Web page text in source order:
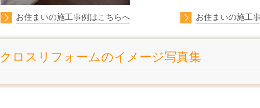
お住まいの施工事例はこちらへ お住まいの施工
クロスリフォームのイメージ写真集